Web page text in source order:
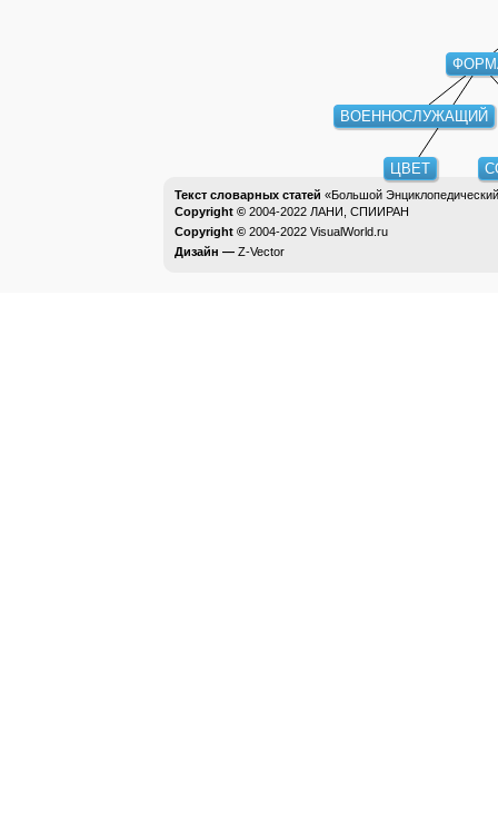
ВОЕННОСЛУЖАЩИЙ
ЦВЕТ
Текст словарных статей «Большой
Copyright © 2004-2022 ЛАНИ, СПИИРАН
Copyright © 2004-2022 VisualWorld.ru
Дизайн — Z-Vector